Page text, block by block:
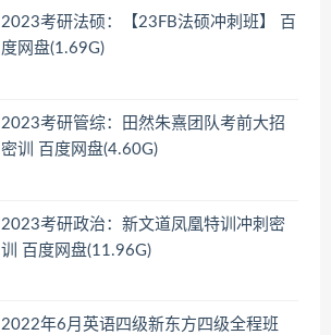
2023考研法硕：【23FB法硕冲刺班】 百
度网盘(1.69G)
2023考研管综：田然朱熹团队考前大招
密训 百度网盘(4.60G)
2023考研政治：新文道凤凰特训冲刺密
训 百度网盘(11.96G)
2022年6月英语四级新东方四级全程班